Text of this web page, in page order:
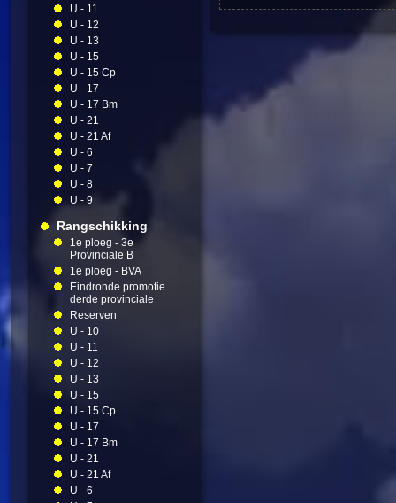
U - 11
U - 12
U - 13
U - 15
U - 15 Cp
U - 17
U - 17 Bm
U - 21
U - 21 Af
U - 6
U - 7
U - 8
U - 9
Rangschikking
1e ploeg - 3e
Provinciale B
1e ploeg - BVA
Eindronde promotie
derde provinciale
Reserven
U - 10
U - 11
U - 12
U - 13
U - 15
U - 15 Cp
U - 17
U - 17 Bm
U - 21
U - 21 Af
U - 6